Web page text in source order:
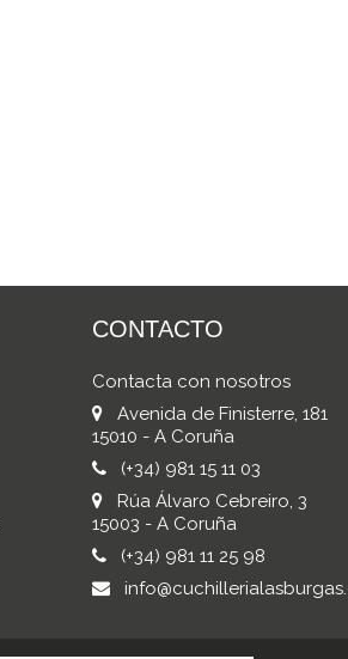
CONTACTO
Contacta con nosotros
Avenida de Finisterre, 181
15010 - A Coruña
(+34) 981 15 11 03
Rúa Álvaro Cebreiro, 3
15003 - A Coruña
(+34) 981 11 25 98